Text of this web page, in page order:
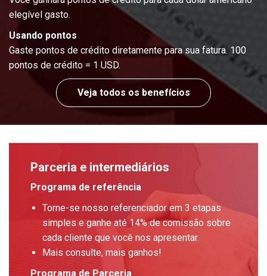
elegível gasto.
Usando pontos
Gaste pontos de crédito diretamente para sua fatura. 100
pontos de crédito = 1 USD.
Veja todos os benefícios
Parceria e intermediários
Programa de referência
Torne-se nosso referenciador em 3 etapas
simples e ganhe até 14% de comissão sobre
cada cliente que você nos apresentar.
Mais consulte, mais ganhos!
Programa de Parceria